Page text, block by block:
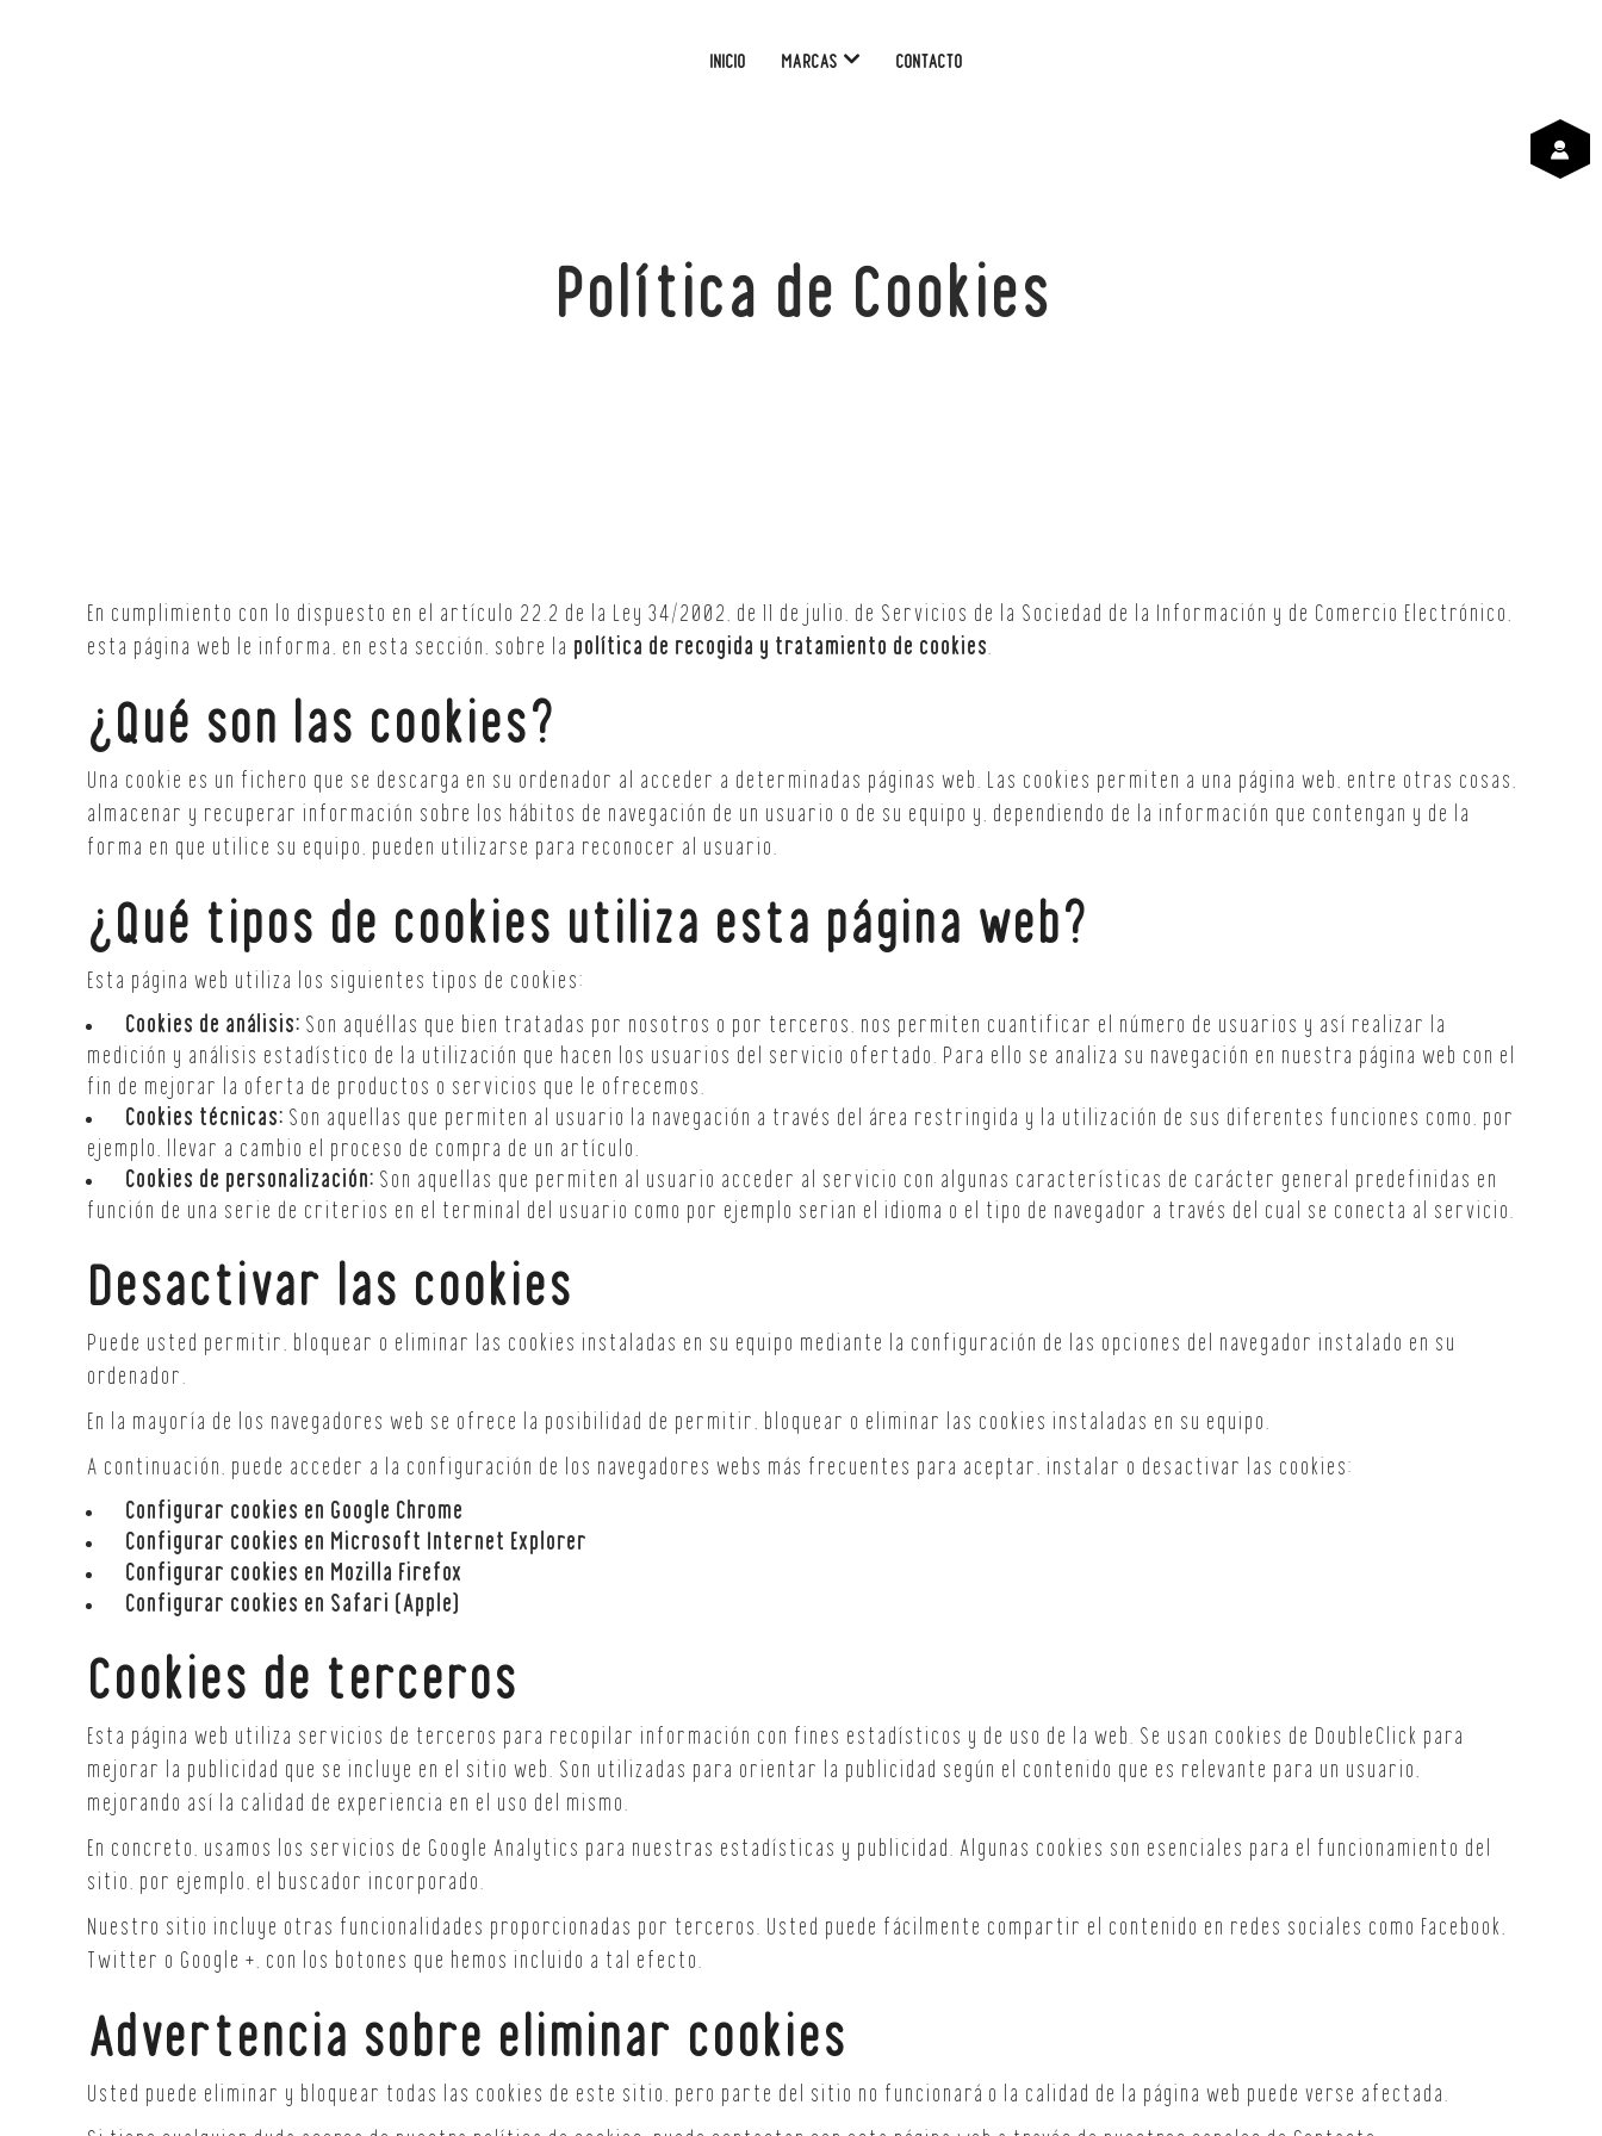
INICIO MARCAS CONTACTO
Política de Cookies
En cumplimiento con lo dispuesto en el artículo 22.2 de la Ley 34/2002, de 11 de julio, de Servicios de la Sociedad de la Información y de Comercio Electrónico,
esta página web le informa, en esta sección, sobre la política de recogida y tratamiento de cookies.
¿Qué son las cookies?
Una cookie es un fichero que se descarga en su ordenador al acceder a determinadas páginas web. Las cookies permiten a una página web, entre otras cosas,
almacenar y recuperar información sobre los hábitos de navegación de un usuario o de su equipo y, dependiendo de la información que contengan y de la
forma en que utilice su equipo, pueden utilizarse para reconocer al usuario.
¿Qué tipos de cookies utiliza esta página web?
Esta página web utiliza los siguientes tipos de cookies:
Cookies de análisis: Son aquéllas que bien tratadas por nosotros o por terceros, nos permiten cuantificar el número de usuarios y así realizar la
medición y análisis estadístico de la utilización que hacen los usuarios del servicio ofertado. Para ello se analiza su navegación en nuestra página web con el
fin de mejorar la oferta de productos o servicios que le ofrecemos.
Cookies técnicas: Son aquellas que permiten al usuario la navegación a través del área restringida y la utilización de sus diferentes funciones como, por
ejemplo, llevar a cambio el proceso de compra de un artículo.
Cookies de personalización: Son aquellas que permiten al usuario acceder al servicio con algunas características de carácter general predefinidas en
función de una serie de criterios en el terminal del usuario como por ejemplo serian el idioma o el tipo de navegador a través del cual se conecta al servicio.
Desactivar las cookies
Puede usted permitir, bloquear o eliminar las cookies instaladas en su equipo mediante la configuración de las opciones del navegador instalado en su
ordenador.
En la mayoría de los navegadores web se ofrece la posibilidad de permitir, bloquear o eliminar las cookies instaladas en su equipo.
A continuación, puede acceder a la configuración de los navegadores webs más frecuentes para aceptar, instalar o desactivar las cookies:
Configurar cookies en Google Chrome
Configurar cookies en Microsoft Internet Explorer
Configurar cookies en Mozilla Firefox
Configurar cookies en Safari (Apple)
Cookies de terceros
Esta página web utiliza servicios de terceros para recopilar información con fines estadísticos y de uso de la web. Se usan cookies de DoubleClick para
mejorar la publicidad que se incluye en el sitio web. Son utilizadas para orientar la publicidad según el contenido que es relevante para un usuario,
mejorando así la calidad de experiencia en el uso del mismo.
En concreto, usamos los servicios de Google Analytics para nuestras estadísticas y publicidad. Algunas cookies son esenciales para el funcionamiento del
sitio, por ejemplo, el buscador incorporado.
Nuestro sitio incluye otras funcionalidades proporcionadas por terceros. Usted puede fácilmente compartir el contenido en redes sociales como Facebook,
Twitter o Google +, con los botones que hemos incluido a tal efecto.
Advertencia sobre eliminar cookies
Usted puede eliminar y bloquear todas las cookies de este sitio, pero parte del sitio no funcionará o la calidad de la página web puede verse afectada.